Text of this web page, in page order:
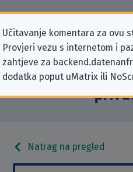
Učitavanje komentara za ovu
Provjeri vezu s internetom i
zahtjeve za
dodatka poput uMatrix ili
Podaci kontakta
odnose na
Natrag na pregled